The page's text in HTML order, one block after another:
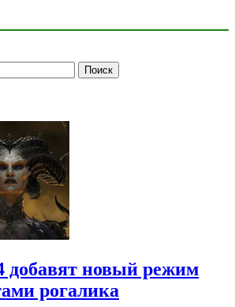
добавят новый режим
рогалика